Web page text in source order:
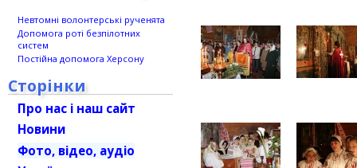
Невтомні волонтерські рученята
Допомога роті безпілотних
систем
Постійна допомога Херсону
Сторінки
Про нас і наш сайт
Новини
Фото, відео, аудіо